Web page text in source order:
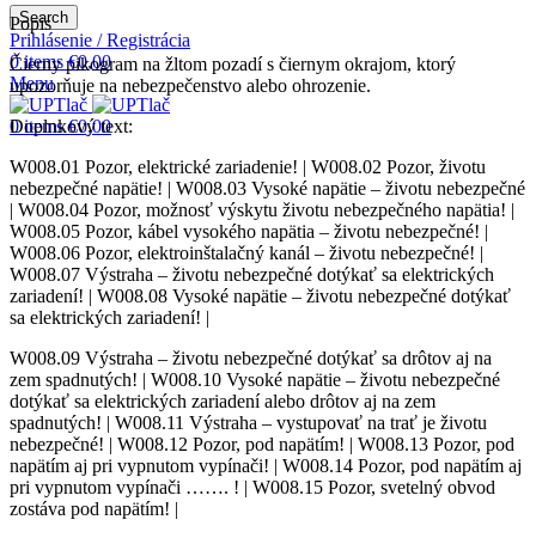
Search
Prihlásenie / Registrácia
0items €0,00
Menu
0items €0,00
Popis
Čierny pikogram na žltom pozadí s čiernym okrajom, ktorý
upozorňuje na nebezpečenstvo alebo ohrozenie.
Doplnkový text:
W008.01 Pozor, elektrické zariadenie! | W008.02 Pozor, životu
nebezpečné napätie! | W008.03 Vysoké napätie – životu nebezpečné
| W008.04 Pozor, možnosť výskytu životu nebezpečného napätia! |
W008.05 Pozor, kábel vysokého napätia – životu nebezpečné! |
W008.06 Pozor, elektroinštalačný kanál – životu nebezpečné! |
W008.07 Výstraha – životu nebezpečné dotýkať sa elektrických
zariadení! | W008.08 Vysoké napätie – životu nebezpečné dotýkať
sa elektrických zariadení! |
W008.09 Výstraha – životu nebezpečné dotýkať sa drôtov aj na
zem spadnutých! | W008.10 Vysoké napätie – životu nebezpečné
dotýkať sa elektrických zariadení alebo drôtov aj na zem
spadnutých! | W008.11 Výstraha – vystupovať na trať je životu
nebezpečné! | W008.12 Pozor, pod napätím! | W008.13 Pozor, pod
napätím aj pri vypnutom vypínači! | W008.14 Pozor, pod napätím aj
pri vypnutom vypínači ……. ! | W008.15 Pozor, svetelný obvod
zostáva pod napätím! |